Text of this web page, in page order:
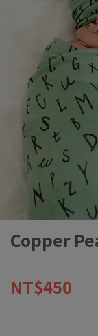
Copper
NT$450